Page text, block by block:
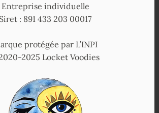
Entreprise individuelle
Siret : 891 433 203 00017
protégée par L’INPI
2025 Locket Voodies